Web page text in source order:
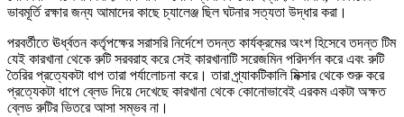
ভাবমূর্তি রক্ষার জন্য আমাদের কাছে চ্যালেঞ্জ ছিল ঘটনার সত্যতা উদ্ধার করা।
পরবর্তীতে ঊর্ধ্বতন কর্তৃপক্ষের সরাসরি নির্দেশে তদন্ত কার্যক্রমের অংশ হিসেবে তদন্ত টিম
যেই কারখানা থেকে রুটি সরবরাহ করে সেই কারখানাটি সরেজমিন পরিদর্শন করে এবং রুটি
তৈরির প্রত্যেকটা ধাপ তারা পর্যালোচনা করে। তারা প্র্যাকটিকালি মিক্সার থেকে শুরু করে
প্রত্যেকটা ধাপে ব্লেড দিয়ে দেখেছে কারখানা থেকে কোনোভাবেই এরকম একটা অক্ষত
ব্লেড রুটির ভিতরে আসা সম্ভব না।